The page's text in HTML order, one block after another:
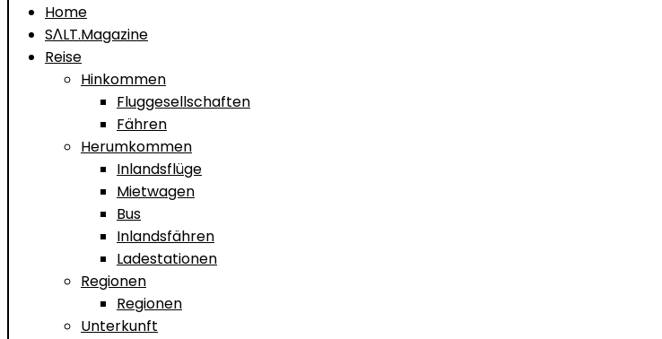
Home
SΛLT.Magazine
Reise
Hinkommen
Fluggesellschaften
Fähren
Herumkommen
Inlandsflüge
Mietwagen
Bus
Inlandsfähren
Ladestationen
Regionen
Regionen
Unterkunft